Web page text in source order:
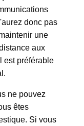
donc pas
une
aux
est préférable
ne pouvez
êtes
Si vous